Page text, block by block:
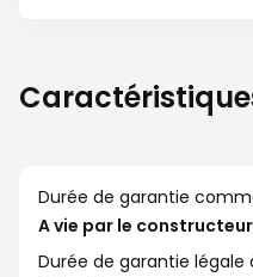
Durée de garantie
A vie par le constructeur
Durée de garantie